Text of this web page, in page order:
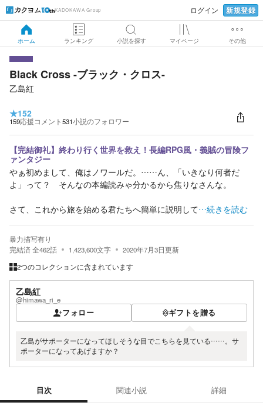
KADOKAWA Group ログイン 新規登録
ホーム ランキング 小説を探す マイページ その他
Black Cross -ブラック・クロス-
乙島紅
★152
159応援コメント531小説のフォロワー
【完結御礼】終わり行く世界を救え！長編RPG風・義賊の冒険フ
ァンタジー
やぁ初めまして、俺はノワールだ。……ん、「いきなり何者だ
よ」って？ そんなの本編読みゃ分かるから焦りなさんな。
さて、これから旅を始める君たちへ簡単に説明して…続きを読む
暴力描写有り
完結済全462話 1,423,600文字 2020年7月3日更新
2つのコレクションに含まれています
乙島紅
@himawa_ri_e
フォロー ギフトを贈る
乙島がサポーターになってほしそうな目でこちらを見ている……。サ
ポーターになってあげますか？
目次 関連小説 詳細